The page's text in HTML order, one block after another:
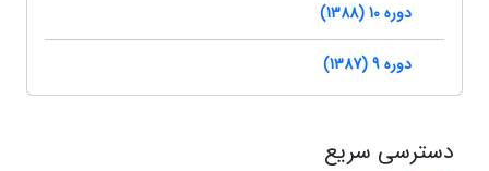
دوره 10 (1388)
دوره 9 (1387)
دسترسی سریع